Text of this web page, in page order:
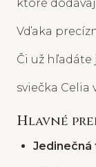
ktoré
Vďaka
Či už
sviečka
Hlavné
Jedinečná